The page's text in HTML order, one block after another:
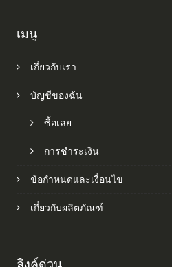
เมนู
เกี่ยวกับเรา
บัญชีของฉัน
ซื้อเลย
การชำระเงิน
ข้อกำหนดและเงื่อนไข
เกี่ยวกับผลิตภัณฑ์
ลิงค์ด่วน